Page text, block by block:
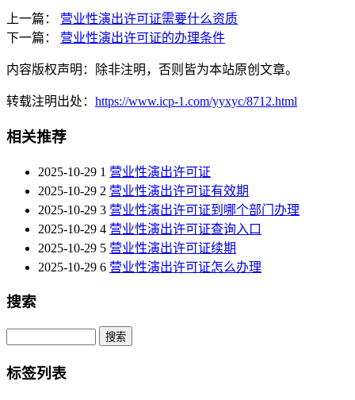
上一篇：
营业性演出许可证需要什么资质
下一篇：
营业性演出许可证的办理条件
内容版权声明：除非注明，否则皆为本站原创文章。
转载注明出处： https://www.icp-1.com/yyxyc/8712.html
相关推荐
2025-10-29 1 营业性演出许可证
2025-10-29 2 营业性演出许可证有效期
2025-10-29 3 营业性演出许可证到哪个部门办理
2025-10-29 4 营业性演出许可证查询入口
2025-10-29 5 营业性演出许可证续期
2025-10-29 6 营业性演出许可证怎么办理
搜索
Search
标签列表